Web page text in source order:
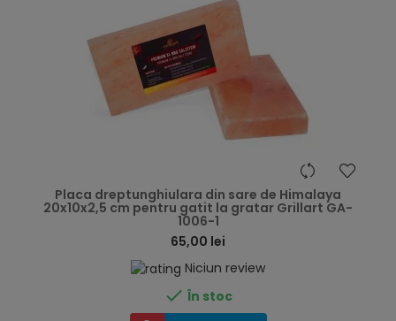
Placa dreptunghiulara din sare de Himalaya
20x10x2,5 cm pentru gatit la gratar Grillart GA-
1006-1
65,00 lei
Niciun review
 În stoc